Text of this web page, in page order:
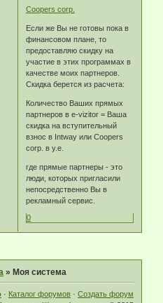
Coopers corp.
Если же Вы не готовы пока в
финансовом плане, то
предоставляю скидку на
участие в этих программах в
качестве моих партнеров.
Скидка берется из расчета:
Количество Ваших прямых
партнеров в e-vizitor = Ваша
скидка на вступительный
взнос в Intway или Coopers
corp. в у.е.
где прямые партнеры - это
люди, которых пригласили
непосредственно Вы в
рекламный сервис.
0
»Моя система
· Каталог форумов · Создать форум